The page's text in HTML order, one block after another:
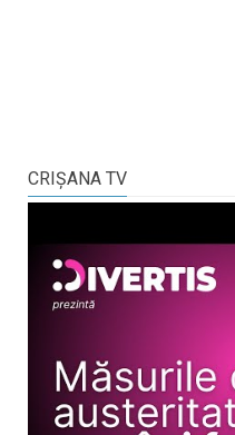
CRIŞANA TV